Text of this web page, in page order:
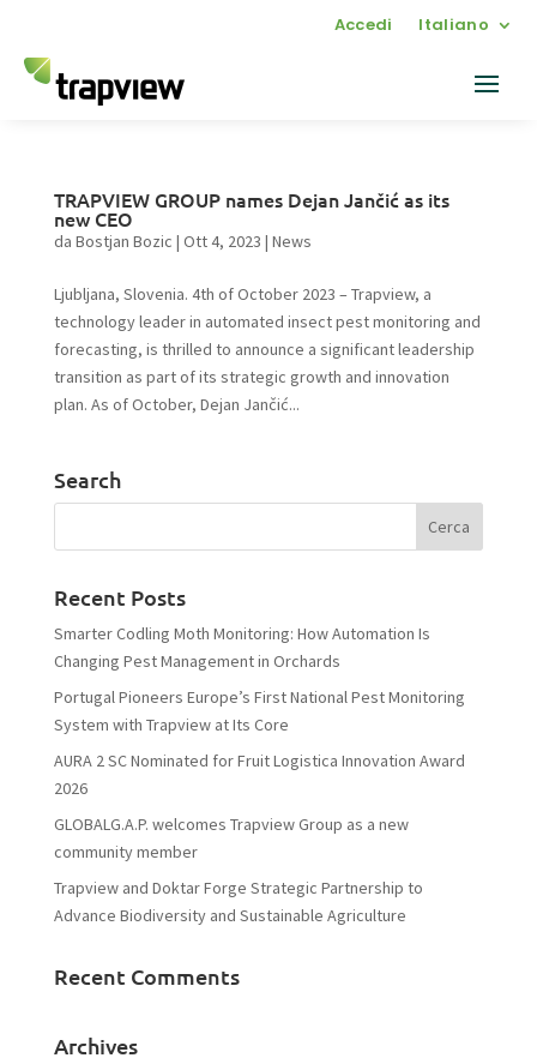
Accedi Italiano
TRAPVIEW GROUP names Dejan Jančić as its
new CEO
da Bostjan Bozic | Ott 4, 2023 | News
Ljubljana, Slovenia. 4th of October 2023 – Trapview, a
technology leader in automated insect pest monitoring and
forecasting, is thrilled to announce a significant leadership
transition as part of its strategic growth and innovation
plan. As of October, Dejan Jančić...
Search
Recent Posts
Smarter Codling Moth Monitoring: How Automation Is
Changing Pest Management in Orchards
Portugal Pioneers Europe’s First National Pest Monitoring
System with Trapview at Its Core
AURA 2 SC Nominated for Fruit Logistica Innovation Award
2026
GLOBALG.A.P. welcomes Trapview Group as a new
community member
Trapview and Doktar Forge Strategic Partnership to
Advance Biodiversity and Sustainable Agriculture
Recent Comments
Archives